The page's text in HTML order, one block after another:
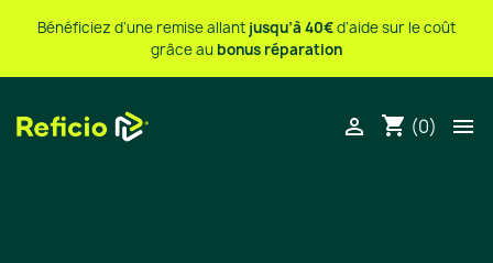
Bénéficiez d’une remise allant jusqu’à 40€d’aide sur le coût
grâce au bonus réparation
 shopping_cart (0) 